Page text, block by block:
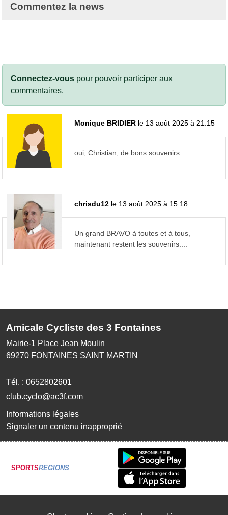
Commentez la news
Connectez-vous pour pouvoir participer aux
commentaires.
Monique BRIDIER le 13 août 2025 à 21:15
oui, Christian, de bons souvenirs
chrisdu12 le 13 août 2025 à 15:18
Un grand BRAVO à toutes et à tous,
maintenant restent les souvenirs....
Amicale Cycliste des 3 Fontaines
Mairie-1 Place Jean Moulin
69270 FONTAINES SAINT MARTIN
Tél. : 0652802601
club.cyclo@ac3f.com
Informations légales
Signaler un contenu inapproprié
SPORTSREGIONS